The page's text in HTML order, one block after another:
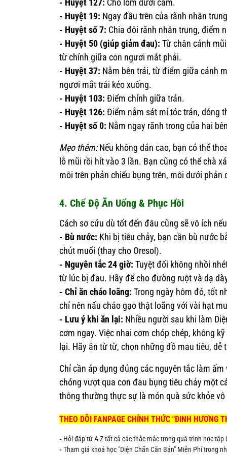
- Huyệt 127: Chỗ lõm dưới cằm.
- Huyệt 19: Ngay đầu trên của rãnh nhân
- Huyệt số 7: Chia đôi rãnh nhân trung, điểm
- Huyệt 50 (giúp giảm đau): Từ chân cánh
từ chính giữa con ngươi mắt phải.
- Huyệt 37: Nằm bên trái, từ điểm giữa cánh
ngươi mắt trái kéo xuống.
- Huyệt 103: Điểm chính giữa trán.
- Huyệt 126: Điểm nằm sát mí tóc trán, dóng
- Huyệt số 0: Nằm ngay rãnh trong của hai
Mẹo thêm:Nếu không dán cao, bạn có thể
lỗ mũi rồi hít vào 3 lần. Bạn cũng có thể chà
môi trên phản chiếu bụng trên, môi dưới phản
4. Chế Độ Ăn Uống & Phục Hồi
Cách sơ cứu dù tốt đến đâu cũng sẽ vô ích
- Bù nước: Khi bị tiêu chảy, bạn cần bù nước
chút muối (thay cho Oresol).
- Nguyên tắc 24 giờ: Tuyệt đối không nhồi
từ lúc bị đau. Hãy để cho đường ruột và dạ
- Chỉ ăn cháo loãng: Trong ngày hôm đó, tốt
chỉ nên nấu cháo gạo thật loãng với vài hạt
- Lưu ý khi ăn lại: Nhiều người sau khi làm
cơm ngay. Việc nhai cơm chóp chép, không
lại. Hãy ăn từ từ, chọn những đồ mau tiêu,
Chỉ cần áp dụng đúng các nguyên tắc làm
chóng vượt qua cơn đau bụng tiêu chảy một
thông thường thực sự là món quà sức khỏe
THEO DÕI FANPAGE CHÍNH THỨC "ĐINH HƯƠNG
- Hỏi đáp từ A-Z tất cả các thắc mắc trong quá trình học
-Tham giá khoá học "Diện Chẩn Căn Bản" Miễn Phí trong